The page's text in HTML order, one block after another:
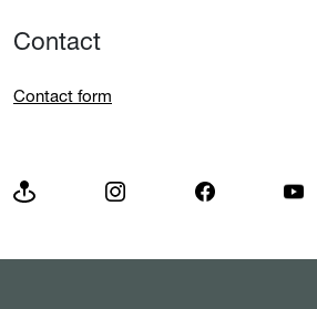
Contact
Contact form